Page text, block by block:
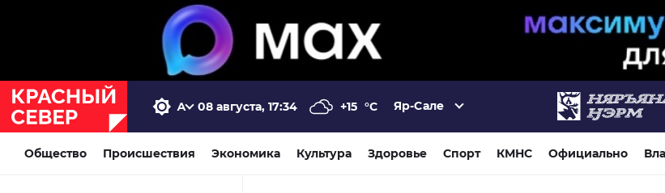
08 августа, 17:34 +15 °C Яр-Сале
Общество Происшествия Экономика Культура Здоровье Спорт КМНС Официально